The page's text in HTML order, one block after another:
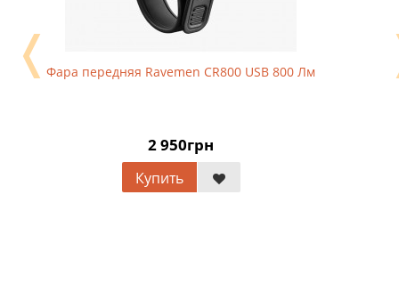
Фара передняя Ravemen CR800 USB 800 Лм
2 950грн
Купить
❬